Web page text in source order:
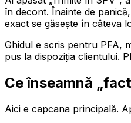
în decont. Înainte de
exact se găsește în câteva
Ghidul e scris pentru PFA,
pus la dispoziția clientului.
Ce înseamnă
Aici e capcana principală.